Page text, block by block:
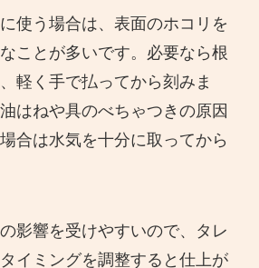
使う場合は、表面のホコリを
ことが多いです。必要なら根
軽く手で払ってから刻みま
はねや具のべちゃつきの原因
合は水気を十分に取ってから
影響を受けやすいので、タレ
イミングを調整すると仕上が